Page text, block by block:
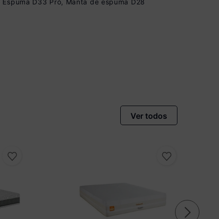
D33 Pró, Manta de espuma D28
Ver todos